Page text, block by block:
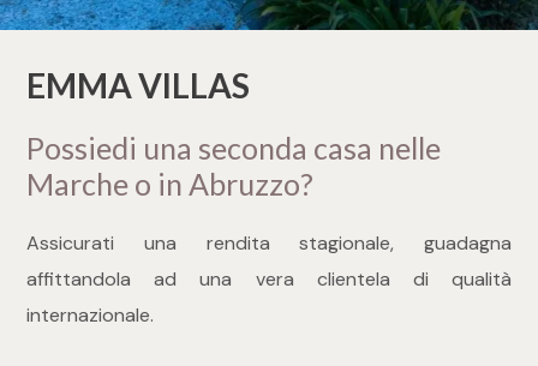
EMMA VILLAS
Possiedi una seconda casa nelle
Marche o in Abruzzo?
Assicurati una rendita stagionale, guadagna
affittandola ad una vera clientela di qualità
internazionale.
per voi
Richiedi
immobile
vendi il
tuo
immobile
Comune
Tipologia